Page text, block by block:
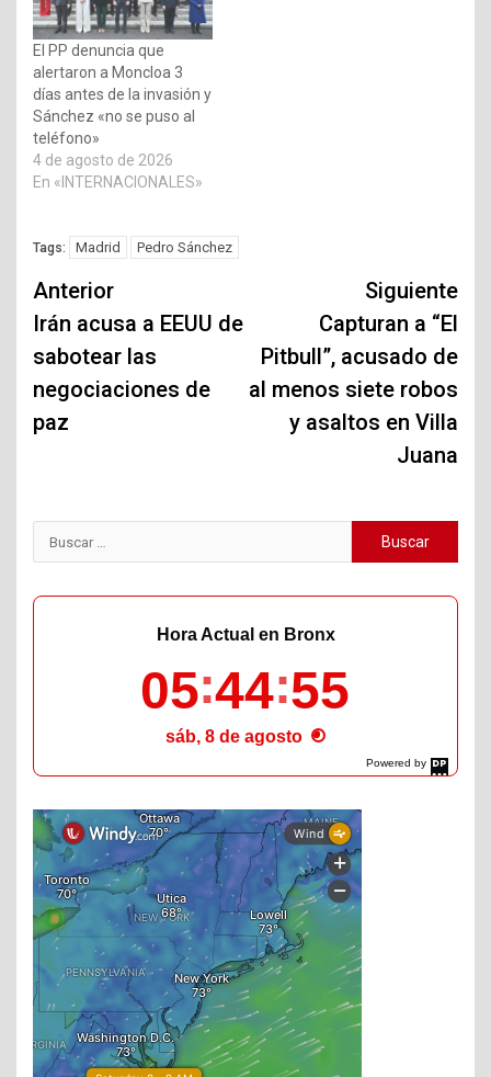
El PP denuncia que
alertaron a Moncloa 3
días antes de la invasión y
Sánchez «no se puso al
teléfono»
4 de agosto de 2026
En «INTERNACIONALES»
Tags: Madrid Pedro Sánchez
Navegación
de
entradas
Anterior
Irán acusa a EEUU de
sabotear las
negociaciones de
paz
Siguiente
Capturan a “El
Pitbull”, acusado de
al menos siete robos
y asaltos en Villa
Juana
Buscar:
Powered by
DaysPedia.com
Hora Actual en Bronx
05 44 56
sáb, 8 de agosto